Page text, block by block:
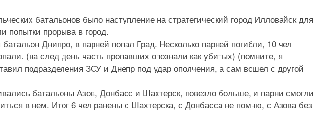
батальонов было наступление на стратегический город Илловайск для
попытки прорыва в город.
Днипро, в парней попал Град. Несколько парней погибли, 10 чел
(на след день часть пропавших опознали как убитых) (помните, я
подразделения ЗСУ и Днепр под удар ополчения, а сам вошел с другой
батальоны Азов, Донбасс и Шахтерск, повезло больше, и парни смогли
в нем. Итог 6 чел ранены с Шахтерска, с Донбасса не помню, с Азова без